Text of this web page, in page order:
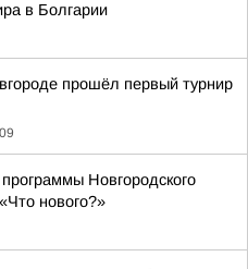
в Болгарии
прошёл первый турнир
Новгородского
нового?»